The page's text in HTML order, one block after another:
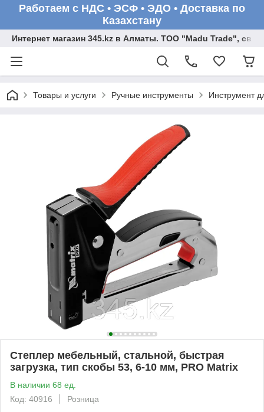
Работаем с НДС • ЭСФ • ЭДО • Доставка по
Казахстану
Интернет магазин 345.kz в Алматы. ТОО "Madu Trade",
Товары и услуги Ручные инструменты Инструмент
Степлер мебельный, стальной, быстрая
загрузка, тип скобы 53, 6-10 мм, PRO Matrix
В наличии 68 ед.
Код: 40916
Розница